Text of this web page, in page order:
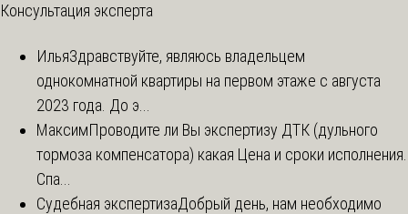
Консультация эксперта
ИльяЗдравствуйте, являюсь владельцем
однокомнатной квартиры на первом этаже с августа
2023 года. До э...
МаксимПроводите ли Вы экспертизу ДТК (дульного
тормоза компенсатора) какая Цена и сроки исполнения.
Спа...
Судебная экспертизаДобрый день, нам необходимо